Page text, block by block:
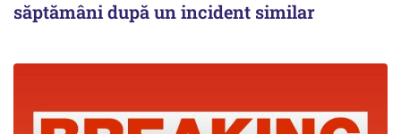
săptămâni după un incident similar